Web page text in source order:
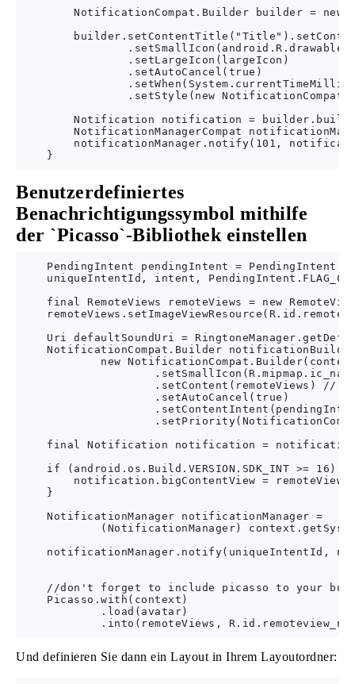
NotificationCompat.Builder builder = new
                .setLargeIcon(largeIcon)
                .setAutoCancel(true)
.setStyle(new
Notification notification =
NotificationManagerCompat
notificationManager.notify(101,
Benutzerdefiniertes
Benachrichtigungssymbol mithilfe
der `Picasso`-Bibliothek einstellen
PendingIntent pendingIntent =
uniqueIntentId, intent,
final RemoteViews remoteViews = new
Uri defaultSoundUri =
NotificationCompat.Builder
new
.setContent(remoteViews) //
                    .setAutoCancel(true)
final Notification notification =
    if (android.os.Build.VERSION.SDK_INT >= 16) {
notification.bigContentView =
    }
    NotificationManager notificationManager =
(NotificationManager)
notificationManager.notify(uniqueIntentId,
//don't forget to include picasso to your
    Picasso.with(context)
            .load(avatar)
Und definieren Sie dann ein Layout in Ihrem Layoutordner: